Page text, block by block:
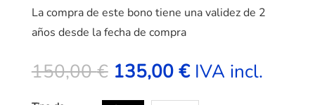
La compra de este bono tiene una validez de 2
años desde la fecha de compra
150,00€ El
precio
135,00 €ElIVA incl.